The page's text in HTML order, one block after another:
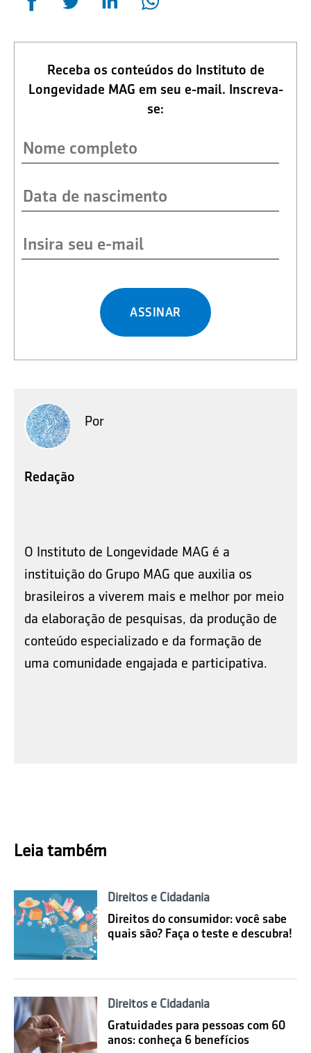
Receba os conteúdos do Instituto de
Longevidade MAG em seu e-mail. Inscreva-
se:
ASSINAR
Por
Redação
O Instituto de Longevidade MAG é a
instituição do Grupo MAG que auxilia os
brasileiros a viverem mais e melhor por meio
da elaboração de pesquisas, da produção de
conteúdo especializado e da formação de
uma comunidade engajada e participativa.
Leia também
Direitos e Cidadania
Direitos do consumidor: você sabe
quais são? Faça o teste e descubra!
Direitos e Cidadania
Gratuidades para pessoas com 60
anos: conheça 6 benefícios